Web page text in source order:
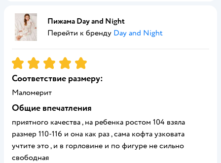
Пижама Day and Night
Перейти к бренду Day and Night
Рейтинг:5
Соответствие размеру:
Маломерит
Общие впечатления
приятного качества , на ребенка ростом 104 взяла
размер 110-116 и она как раз , сама кофта узковата
учтите это , и в горловине и по фигуре не сильно
свободная